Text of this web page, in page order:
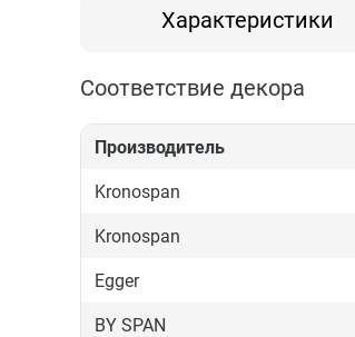
Характеристики
Соответствие декора
Производитель
Kronospan
Kronospan
Egger
BY SPAN